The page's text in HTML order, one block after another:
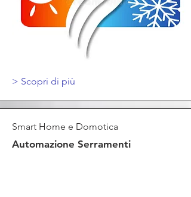
> Scopri di più
Smart Home e Domotica
Automazione Serramenti